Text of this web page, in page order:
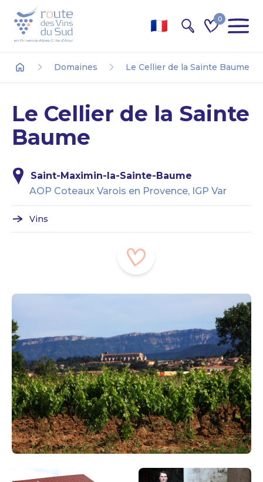
0
Domaines Le Cellier de la Sainte Baume
Le Cellier de la Sainte
Baume
Saint-Maximin-la-Sainte-Baume
AOP Coteaux Varois en Provence, IGP Var
Vins